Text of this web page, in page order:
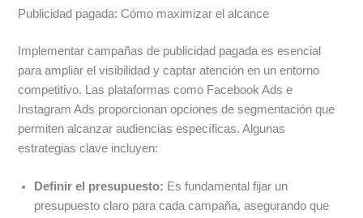
Publicidad pagada: Cómo maximizar el alcance
Implementar campañas de publicidad pagada es esencial
para ampliar el visibilidad y captar atención en un entorno
competitivo. Las plataformas como Facebook Ads e
Instagram Ads proporcionan opciones de segmentación que
permiten alcanzar audiencias específicas. Algunas
estrategias clave incluyen:
Definir el presupuesto: Es fundamental fijar un
presupuesto claro para cada campaña, asegurando que